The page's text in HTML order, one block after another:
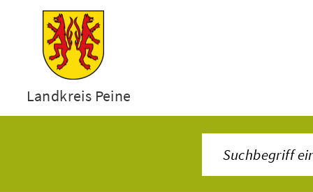
Landkreis Peine